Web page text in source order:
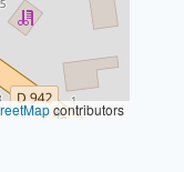
contributors